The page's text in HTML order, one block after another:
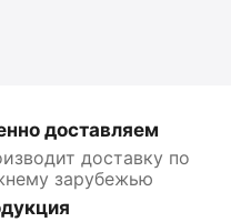
доставляем
доставку по
зарубежью